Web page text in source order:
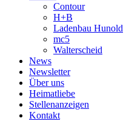
Contour
H+B
Ladenbau Hunold
mc5
Walterscheid
News
Newsletter
Über uns
Heimatliebe
Stellenanzeigen
Kontakt